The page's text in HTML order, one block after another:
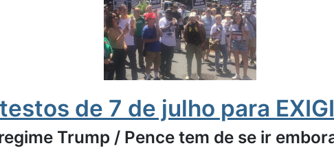
de 7 de julho para
Trump / Pence tem de se ir